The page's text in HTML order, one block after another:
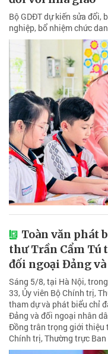
Bộ GDĐT dự kiến sửa đổi,
nghiệp, bổ nhiệm chức
Toàn văn phát
thư Trần Cẩm Tú
đối ngoại Đảng
Sáng 5/8, tại Hà Nội,
33, Ủy viên Bộ Chính trị,
tham dự và phát biểu chỉ
Đảng và đối ngoại nhân
Đồng trân trọng giới thiệu
Chính trị, Thường trực